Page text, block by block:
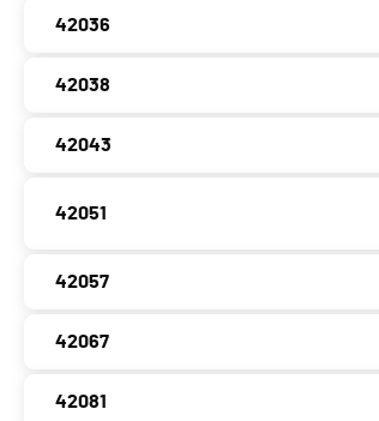
42036
42038
42043
42051
42057
42067
42081